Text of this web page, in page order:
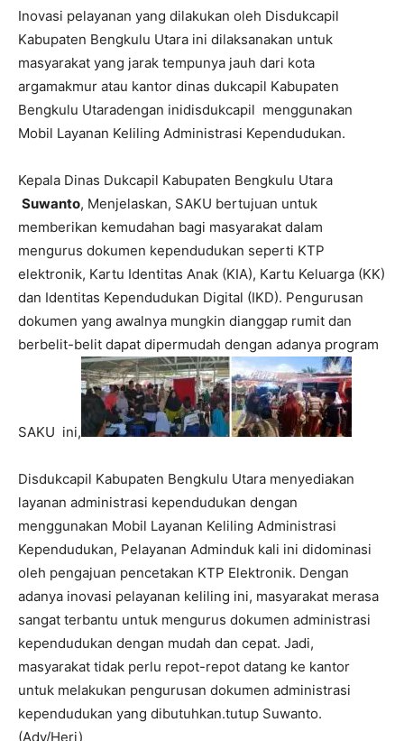
Inovasi pelayanan yang dilakukan oleh Disdukcapil
Kabupaten Bengkulu Utara ini dilaksanakan untuk
masyarakat yang jarak tempunya jauh dari kota
argamakmur atau kantor dinas dukcapil Kabupaten
Bengkulu Utaradengan inidisdukcapil menggunakan
Mobil Layanan Keliling Administrasi Kependudukan.
Kepala Dinas Dukcapil Kabupaten Bengkulu Utara
Suwanto, Menjelaskan, SAKU bertujuan untuk
memberikan kemudahan bagi masyarakat dalam
mengurus dokumen kependudukan seperti KTP
elektronik, Kartu Identitas Anak (KIA), Kartu Keluarga (KK)
dan Identitas Kependudukan Digital (IKD). Pengurusan
dokumen yang awalnya mungkin dianggap rumit dan
berbelit-belit dapat dipermudah dengan adanya program
SAKU ini,
Disdukcapil Kabupaten Bengkulu Utara menyediakan
layanan administrasi kependudukan dengan
menggunakan Mobil Layanan Keliling Administrasi
Kependudukan, Pelayanan Adminduk kali ini didominasi
oleh pengajuan pencetakan KTP Elektronik. Dengan
adanya inovasi pelayanan keliling ini, masyarakat merasa
sangat terbantu untuk mengurus dokumen administrasi
kependudukan dengan mudah dan cepat. Jadi,
masyarakat tidak perlu repot-repot datang ke kantor
untuk melakukan pengurusan dokumen administrasi
kependudukan yang dibutuhkan.tutup Suwanto.
(Adv/Heri)